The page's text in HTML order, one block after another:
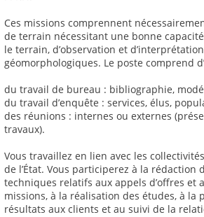
Ces missions comprennent
de terrain nécessitant une bonne
le terrain, d’observation et
géomorphologiques. Le poste comprend
du travail de bureau : bibliographie,
du travail d’enquête : services, élus,
des réunions : internes ou externes
travaux).
Vous travaillez en lien avec les
de l’État. Vous participerez à la rédaction
techniques relatifs aux appels d’offres et
missions, à la réalisation des études, à la
résultats aux clients et au suivi de la